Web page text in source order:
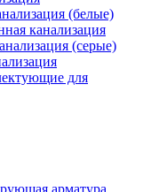
(белые)
канализация
(серые)
для
арматура